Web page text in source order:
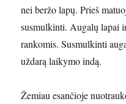
nei beržo lapų. Prieš
susmulkinti. Augalų lapai
rankomis. Susmulkinti
uždarą laikymo indą.
Žemiau esančioje